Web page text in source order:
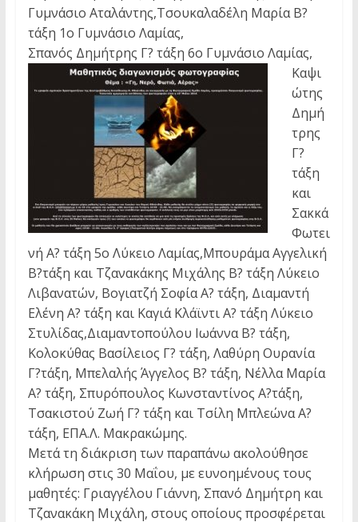
Γυμνάσιο Αταλάντης,Τσουκαλαδέλη Μαρία Β?
τάξη 1ο Γυμνάσιο Λαμίας,
Σπανός Δημήτρης Γ? τάξη 6ο Γυμνάσιο Λαμίας,
Καψι
ώτης
Δημή
τρης
Γ?
τάξη
και
Σακκά
Φωτει
νή Α? τάξη 5ο Λύκειο Λαμίας,Μπουράμα Αγγελική
Β?τάξη και Τζανακάκης Μιχάλης Β? τάξη Λύκειο
Λιβανατών, Βογιατζή Σοφία Α? τάξη, Διαμαντή
Ελένη Α? τάξη και Καγιά Κλάϊντι Α? τάξη Λύκειο
Στυλίδας,Διαμαντοπούλου Ιωάννα Β? τάξη,
Κολοκύθας Βασίλειος Γ? τάξη, Λαθύρη Ουρανία
Γ?τάξη, Μπελαλής Άγγελος Β? τάξη, Νέλλα Μαρία
Α? τάξη, Σπυρόπουλος Κωνσταντίνος Α?τάξη,
Τσακιστού Ζωή Γ? τάξη και Τσίλη Μπλεώνα Α?
τάξη, ΕΠΑ.Λ. Μακρακώμης.
Μετά τη διάκριση των παραπάνω ακολούθησε
κλήρωση στις 30 Μαΐου, με ευνοημένους τους
μαθητές: Γριαγγέλου Γιάννη, Σπανό Δημήτρη και
Τζανακάκη Μιχάλη, στους οποίους προσφέρεται